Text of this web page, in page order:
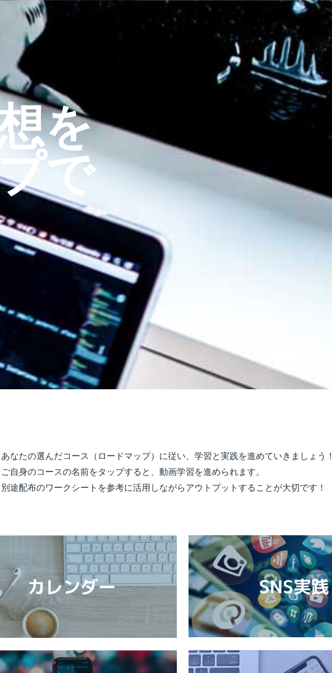
を
で
あなたの選んだコース（ロードマップ）に従い、学習と実践を進めていきましょう！
ご自身のコースの名前をタップすると、動画学習を進められます。
別途配布のワークシートを参考に活用しながらアウトプットすることが大切です！